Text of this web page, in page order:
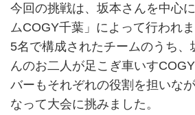
今回の挑戦は、坂本さんを中心
ムCOGY千葉」によって行われま
5名で構成されたチームのうち、
んのお二人が足こぎ車いす
バーもそれぞれの役割を担いな
なって大会に挑みました。